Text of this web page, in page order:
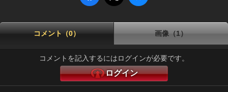
コメント（0） 画像（1）
コメントを記入するにはログインが必要です。
ログイン